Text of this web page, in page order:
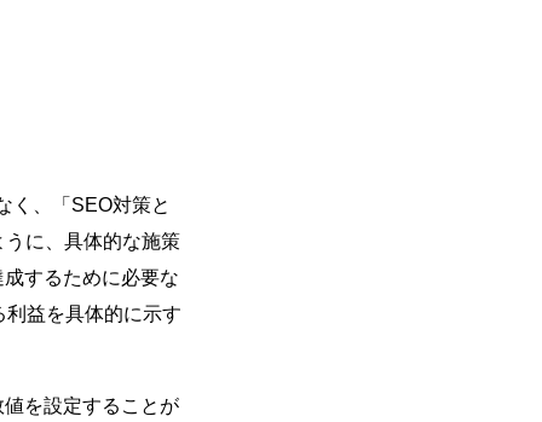
く、「SEO対策と
に、具体的な施策
するために必要な
益を具体的に示す
を設定することが